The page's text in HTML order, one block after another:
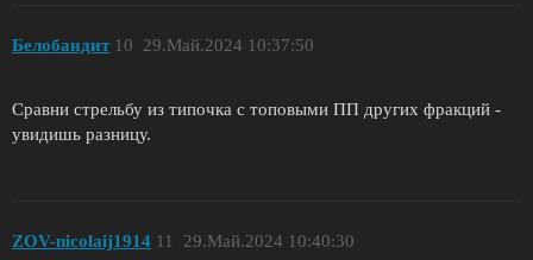
Белобандит 29.Май.2024 10:37:50
10
Сравни стрельбу из типочка с топовыми ПП других фракций -
увидишь разницу.
ZОV-nicolaij1914 29.Май.2024 10:40:30
11